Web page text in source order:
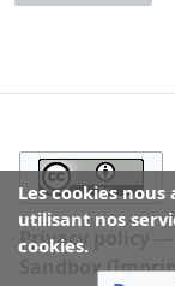
Les cookies
utilisant nos
cookies.
Privacy policy
Sandbox